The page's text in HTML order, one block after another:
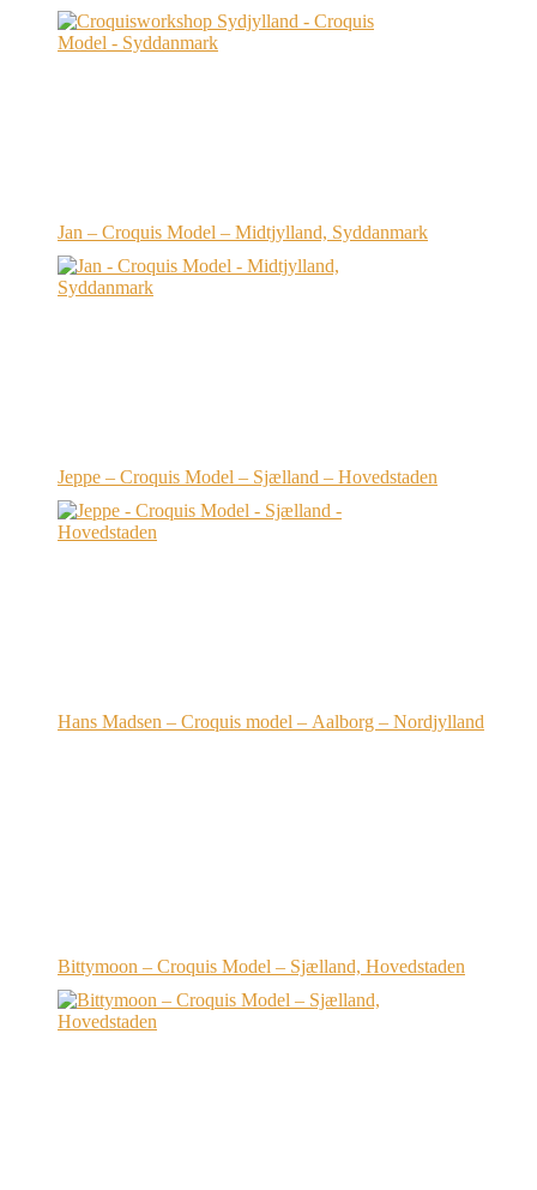
Jan – Croquis Model – Midtjylland, Syddanmark
Jeppe – Croquis Model – Sjælland – Hovedstaden
Hans Madsen – Croquis model – Aalborg – Nordjylland
Bittymoon – Croquis Model – Sjælland, Hovedstaden